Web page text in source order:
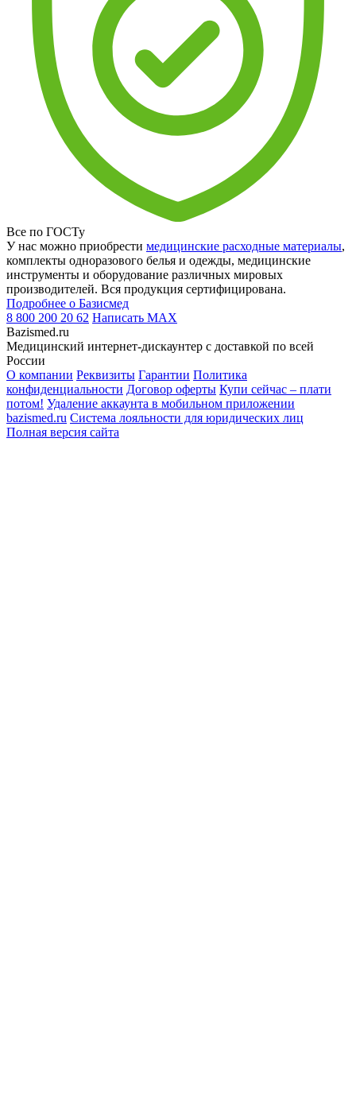
Все по ГОСТу
У нас можно приобрести медицинские расходные материалы,
комплекты одноразового белья и одежды, медицинские
инструменты и оборудование различных мировых
производителей. Вся продукция сертифицирована.
Подробнее о Базисмед
8 800 200 20 62 Написать MAX
Bazismed.ru
Медицинский интернет-дискаунтер с доставкой по всей
России
О компании Реквизиты Гарантии Политика
конфиденциальности Договор оферты Купи сейчас – плати
потом! Удаление аккаунта в мобильном приложении
bazismed.ru Система лояльности для юридических лиц
Полная версия сайта